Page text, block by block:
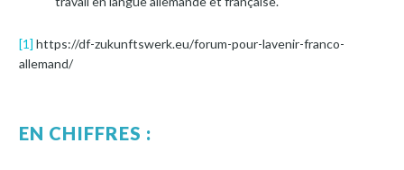
[1] https://df-zukunftswerk.eu/forum-pour-lavenir-franco-
allemand/
EN CHIFFRES :